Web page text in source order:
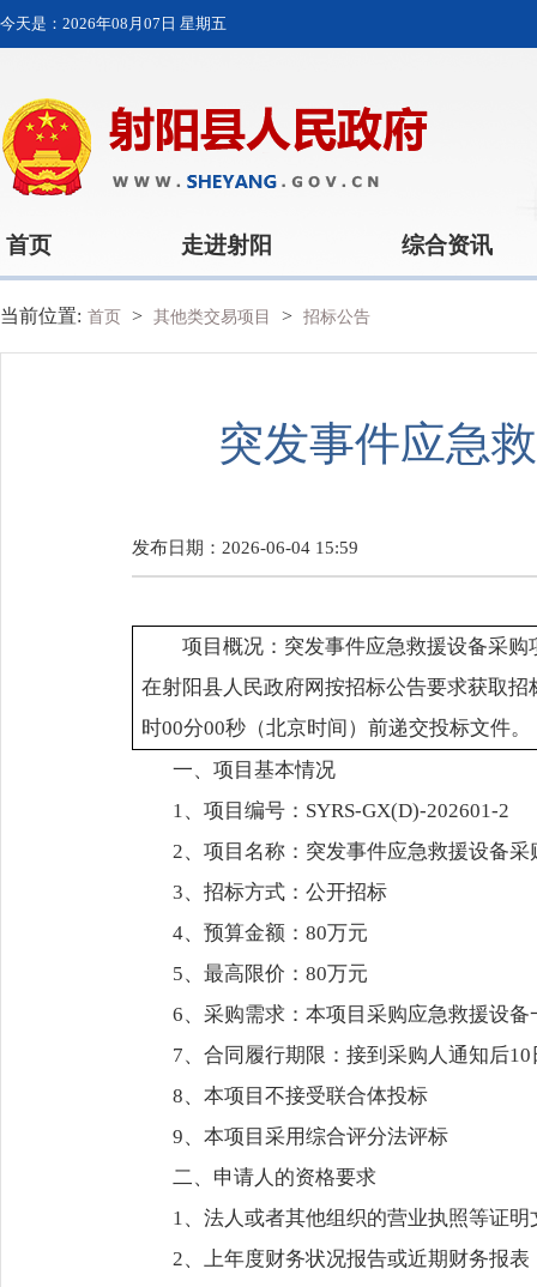
今天是： 2026年08月07日 星期五
首页 走进射阳 综合资讯
当前位置: 首页 > 其他类交易项目 > 招标公告
突发事件应急
发布日期：2026-06-04 15:59
项目概况：突发事件应急救援设备采
在射阳县人民政府网按招标公告要求获取招
时00分00秒（北京时间）前递交投标文件。
一、项目基本情况
1、项目编号：SYRS-GX(D)-202601-2
2、项目名称：突发事件应急救援设备采
3、招标方式：公开招标
4、预算金额：80万元
5、最高限价：80万元
6、采购需求：本项目采购应急救援设
7、合同履行期限：接到采购人通知后
8、本项目不接受联合体投标
9、本项目采用综合评分法评标
二、申请人的资格要求
1、法人或者其他组织的营业执照等证
2、上年度财务状况报告或近期财务报